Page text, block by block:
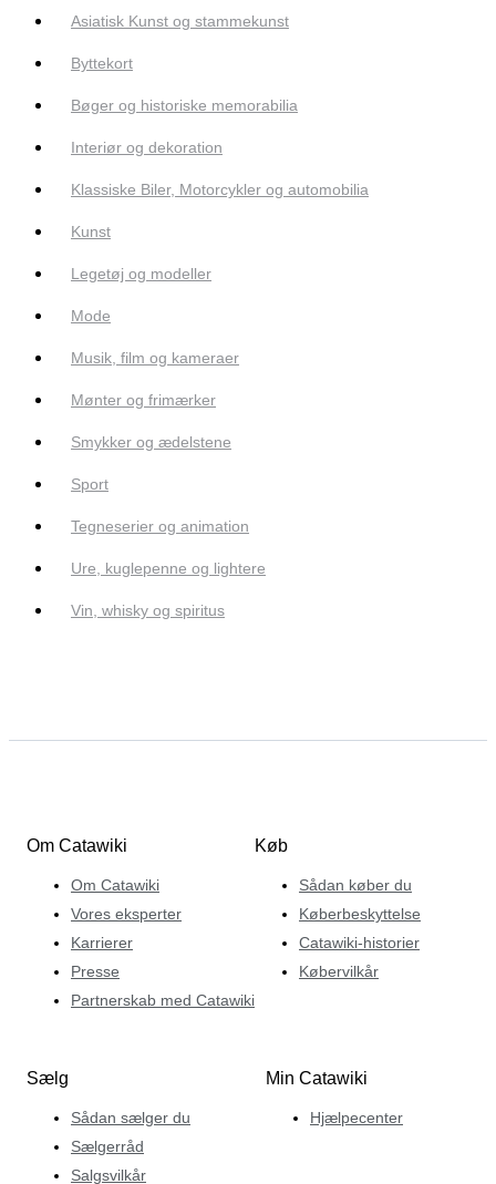
Asiatisk Kunst og stammekunst
Byttekort
Bøger og historiske memorabilia
Interiør og dekoration
Klassiske Biler, Motorcykler og automobilia
Kunst
Legetøj og modeller
Mode
Musik, film og kameraer
Mønter og frimærker
Smykker og ædelstene
Sport
Tegneserier og animation
Ure, kuglepenne og lightere
Vin, whisky og spiritus
Om Catawiki
Om Catawiki
Vores eksperter
Karrierer
Presse
Partnerskab med Catawiki
Køb
Sådan køber du
Køberbeskyttelse
Catawiki-historier
Købervilkår
Sælg
Sådan sælger du
Sælgerråd
Salgsvilkår
Min Catawiki
Hjælpecenter